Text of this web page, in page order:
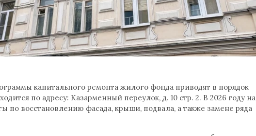
капитального ремонта жилого фонда приводят в порядок
по адресу: Казарменный переулок, д. 10 стр. 2. В 2026 году на
по восстановлению фасада, крыши, подвала, а также замене ряда